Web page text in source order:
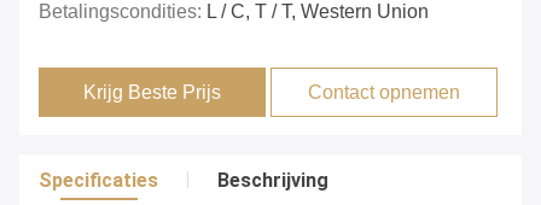
Betalingscondities: L / C, T / T, Western Union
Krijg Beste Prijs Contact opnemen
Specificaties Beschrijving